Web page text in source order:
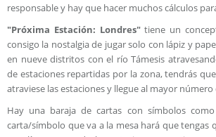
responsable y hay que hacer muchos cálculos
"Próxima Estación: Londres"tiene un
consigo la nostalgia de jugar solo con lápiz y
en nueve distritos con el río Támesis
de estaciones repartidas por la zona, tendrás
atraviese las estaciones y llegue al mayor
Hay una baraja de cartas con símbolos como
carta/símbolo que va a la mesa hará que tengas